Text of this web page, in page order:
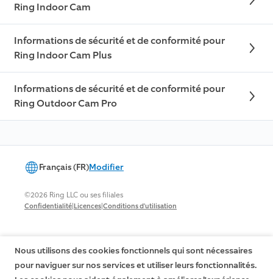
Ring Indoor Cam
Informations de sécurité et de conformité pour
Ring Indoor Cam Plus
Informations de sécurité et de conformité pour
Ring Outdoor Cam Pro
Français (FR)Modifier
©2026 Ring LLC ou ses filiales
Confidentialité|Licences|Conditions d'utilisation
Nous utilisons des cookies fonctionnels qui sont nécessaires
pour naviguer sur nos services et utiliser leurs fonctionnalités.